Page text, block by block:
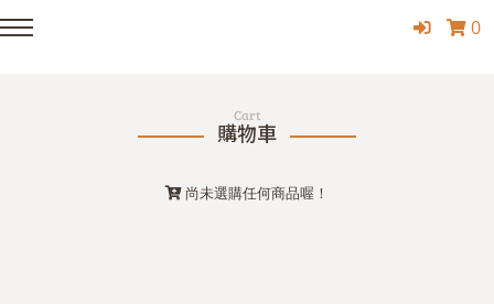
0
Cart
購物車
尚未選購任何商品喔！